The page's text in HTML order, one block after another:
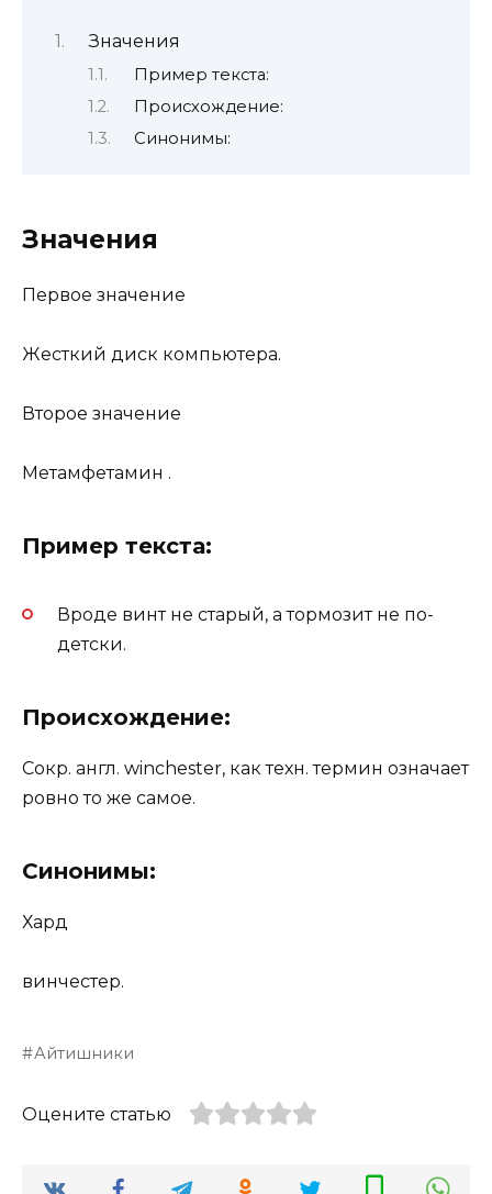
Значения
Пример текста:
Происхождение:
Синонимы:
Значения
Первое значение
Жесткий диск компьютера.
Второе значение
Метамфетамин .
Пример текста:
Вроде винт не старый, а тормозит не по-
детски.
Происхождение:
Сокр. англ. winchester, как техн. термин означает
ровно то же самое.
Синонимы:
Хард
винчестер.
Айтишники
Оцените статью